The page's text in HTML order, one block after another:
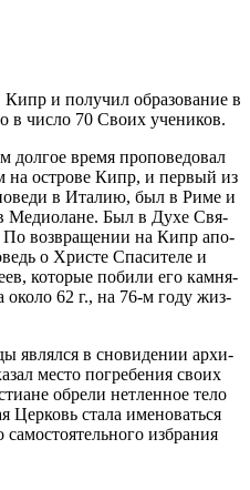
и по­лу­чил об­ра­зо­ва­ние в
в чис­ло 70 Сво­их уче­ни­ков.
дол­гое вре­мя про­по­ве­до­вал
на ост­ро­ве Кипр, и пер­вый из
в Ита­лию, был в Ри­ме и
Ме­дио­лане. Был в Ду­хе Свя­
По воз­вра­ще­нии на Кипр апо­
о Хри­сте Спа­си­те­ле и
ко­то­рые по­би­ли его кам­ня­
око­ло 62 г., на 76-м го­ду жиз­
яв­лял­ся в сно­ви­де­нии ар­хи­
ме­сто по­гре­бе­ния сво­их
об­ре­ли нетлен­ное те­ло
Цер­ковь ста­ла име­но­вать­ся
из­бра­ния